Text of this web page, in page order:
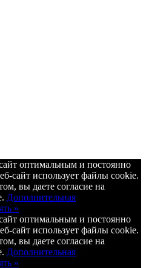
оптимальным и постоянно
сайт использует файлы cookie.
вы даете согласие на
Дополнительная
»
оптимальным и постоянно
сайт использует файлы cookie.
вы даете согласие на
Дополнительная
»